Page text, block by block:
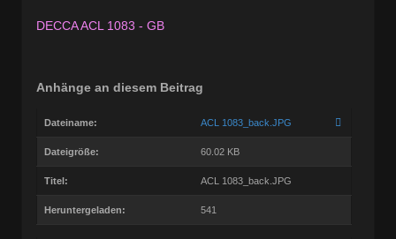
DECCA ACL 1083 - GB
Anhänge an diesem Beitrag
Dateiname: ACL 1083_back.JPG
Dateigröße: 60.02 KB
Titel: ACL 1083_back.JPG
Heruntergeladen: 541